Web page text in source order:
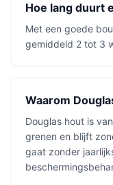
Hoe lang duurt
Met een goede
gemiddeld 2 tot 3
Waarom
Douglas hout is
grenen en blijft
gaat zonder